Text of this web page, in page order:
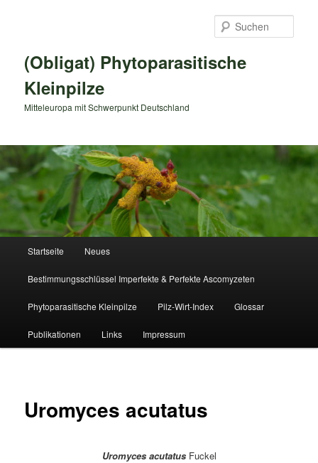
(Obligat) Phytoparasitische
Kleinpilze
Mitteleuropa mit Schwerpunkt Deutschland
Startseite Neues
Bestimmungsschlüssel Imperfekte & Perfekte Ascomyzeten
Phytoparasitische Kleinpilze Pilz-Wirt-Index Glossar
Publikationen Links Impressum
Uromyces acutatus
Uromyces acutatus Fuckel